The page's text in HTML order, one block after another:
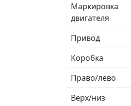
Маркировка
двигателя
Привод
Коробка
Право/лево
Верх/низ